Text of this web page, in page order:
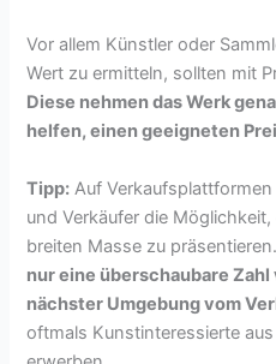
Vor allem Künstler oder
Wert zu ermitteln, sollten mit
Diese nehmen das Werk
helfen, einen geeigneten
Tipp: Auf
und Verkäufer die
breiten Masse zu
nur eine überschaubare
nächster Umgebung vom
oftmals Kunstinteressierte